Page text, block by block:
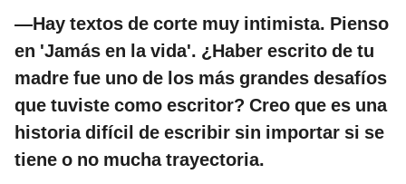
—Hay textos de corte muy intimista. Pienso
en 'Jamás en la vida'. ¿Haber escrito de tu
madre fue uno de los más grandes desafíos
que tuviste como escritor? Creo que es una
historia difícil de escribir sin importar si se
tiene o no mucha trayectoria.